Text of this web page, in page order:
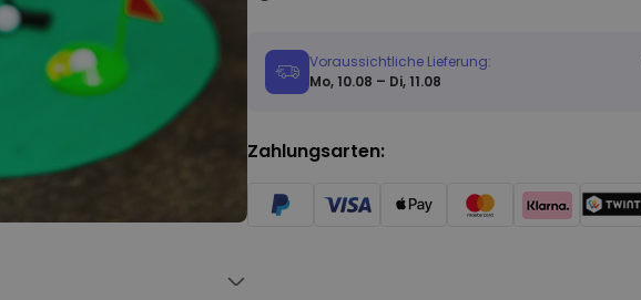
34,99 CHF
Personalisierbar
Personalisierbares Handtuch
mit Monogramm
39,99 CHF
Voraussichtliche Lieferung:
Mo, 10.08 – Di, 11.08
Zahlungsarten: